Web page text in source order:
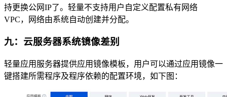
持更换公网IP了。轻量不支持用户自定义配置私有网络
VPC，网络由系统自动创建并分配。
九：云服务器系统镜像差别
轻量应用服务器提供应用镜像模板，用户可以通过应用镜像一
键搭建所需程序及程序依赖的配置环境，如下图：